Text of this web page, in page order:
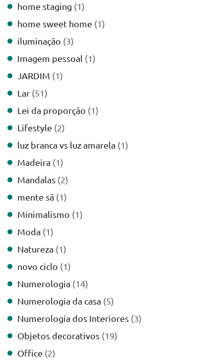
home staging (1)
home sweet home (1)
iluminação (3)
Imagem pessoal (1)
JARDIM (1)
Lar (51)
Lei da proporção (1)
Lifestyle (2)
luz branca vs luz amarela (1)
Madeira (1)
Mandalas (2)
mente sã (1)
Minimalismo (1)
Moda (1)
Natureza (1)
novo ciclo (1)
Numerologia (14)
Numerologia da casa (5)
Numerologia dos Interiores (3)
Objetos decorativos (19)
Office (2)